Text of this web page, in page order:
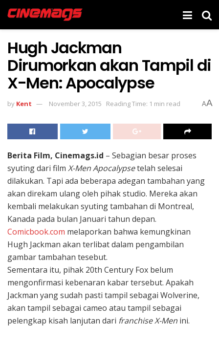
Hugh Jackman
Dirumorkan akan Tampil di
X-Men: Apocalypse
by Kent November 3, 2015 Reading Time: 1 min read AA
Berita Film, Cinemags.id – Sebagian besar proses
syuting dari film X-Men Apocalypsetelah selesai
dilakukan. Tapi ada beberapa adegan tambahan yang
akan direkam ulang oleh pihak studio. Mereka akan
kembali melakukan syuting tambahan di Montreal,
Kanada pada bulan Januari tahun depan.
Comicbook.com melaporkan bahwa kemungkinan
Hugh Jackman akan terlibat dalam pengambilan
gambar tambahan tesebut.
Sementara itu, pihak 20th Century Fox belum
mengonfirmasi kebenaran kabar tersebut. Apakah
Jackman yang sudah pasti tampil sebagai Wolverine,
akan tampil sebagai cameo atau tampil sebagai
pelengkap kisah lanjutan dari franchise X-Men ini.